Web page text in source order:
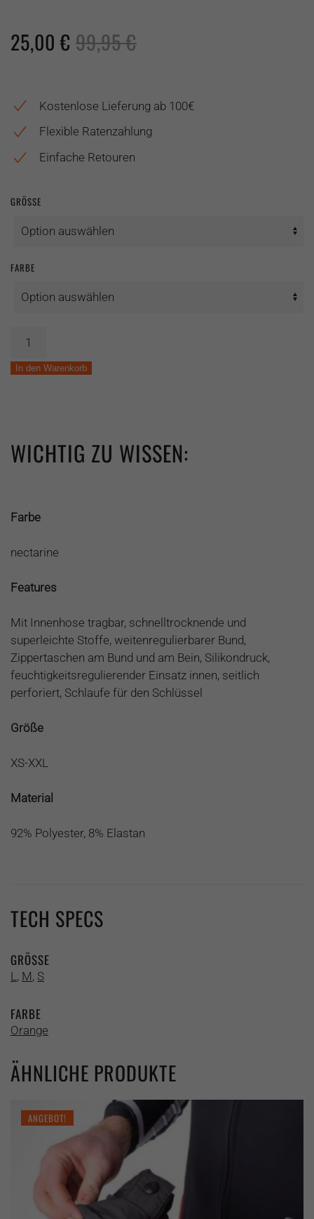
25,00€ 99,95€
Kostenlose Lieferung ab 100€
Flexible Ratenzahlung
Einfache Retouren
GRÖSSE
FARBE
All
In den Warenkorb
WICHTIG ZU WISSEN:
Farbe
nectarine
Features
Mit Innenhose tragbar, schnelltrocknende und
superleichte Stoffe, weitenregulierbarer Bund,
Zippertaschen am Bund und am Bein, Silikondruck,
feuchtigkeitsregulierender Einsatz innen, seitlich
perforiert, Schlaufe für den Schlüssel
Größe
XS-XXL
Material
92% Polyester, 8% Elastan
TECH SPECS
GRÖSSE
L , M, S
FARBE
Orange
ÄHNLICHE PRODUKTE
ANGEBOT!